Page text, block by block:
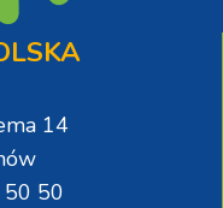
14
50